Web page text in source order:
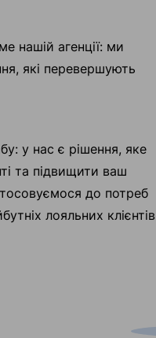
нашій агенції: ми
які перевершують
у нас є рішення, яке
та підвищити ваш
до потреб
лояльних клієнтів